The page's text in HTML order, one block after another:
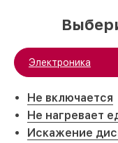
Электроника
Не включается
Не нагревает
Искажение